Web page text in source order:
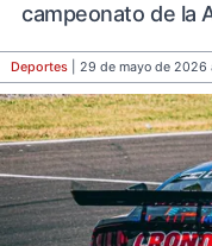
campeonato de la
Deportes | 29 de mayo de 2026